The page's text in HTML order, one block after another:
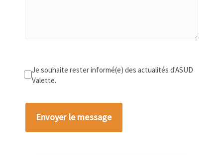
Je souhaite rester informé(e) des actualités d'ASUD
Valette.